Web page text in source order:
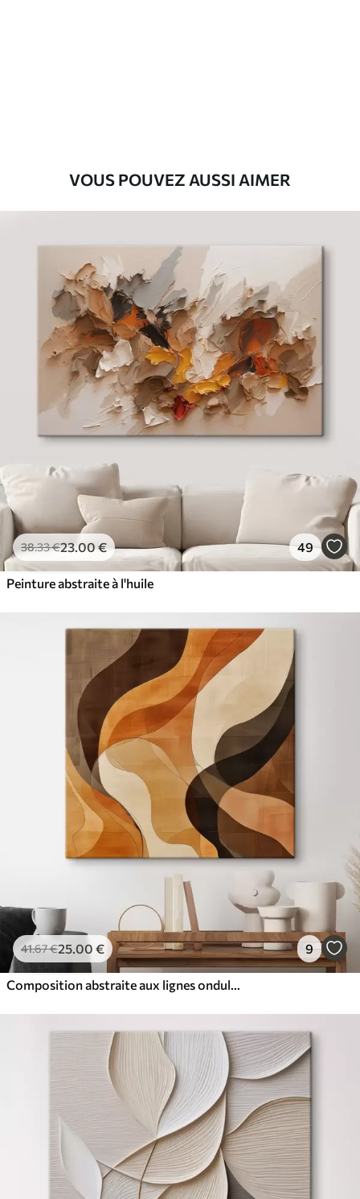
VOUS POUVEZ AUSSI AIMER
38.33€23.00€ 49
Peinture abstraite à l'huile
41.67€25.00 € 9
Composition abstraite aux lignes ondulées dynamiques, dans une palette de tons brun terre cuite